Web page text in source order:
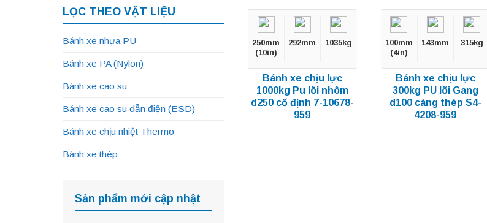
LỌC THEO VẬT LIỆU
Bánh xe nhựa PU
Bánh xe PA (Nylon)
Bánh xe cao su
Bánh xe cao su dẫn điện (ESD)
Bánh xe chịu nhiệt Thermo
Bánh xe thép
Sản phẩm mới cập nhật
250mm
(10in)
292mm 1035kg
Bánh xe chịu lực
1000kg Pu lõi nhôm
d250 cố định 7-10678-
959
100mm
(4in)
143mm 315kg
Bánh xe chịu lực
300kg PU lõi Gang
d100 càng thép S4-
4208-959